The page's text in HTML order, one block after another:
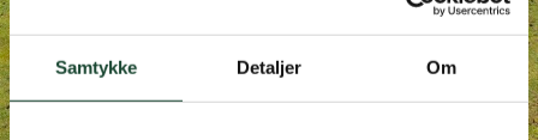
Samtykke Detaljer Om